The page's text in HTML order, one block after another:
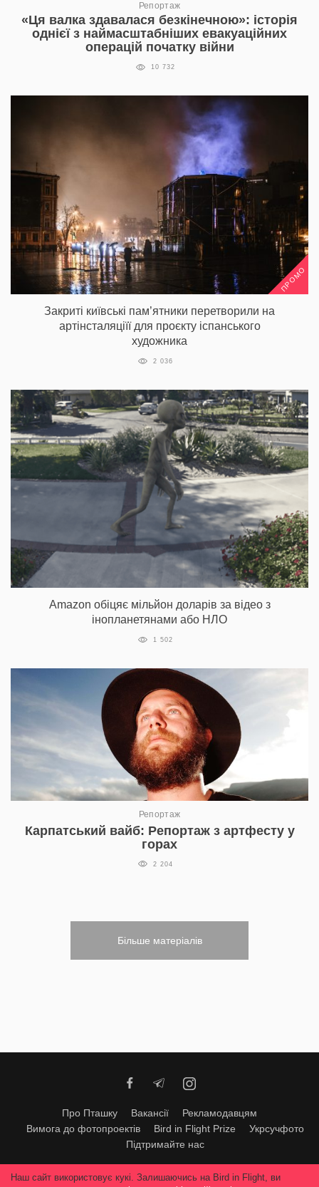
Репортаж
«Ця валка здавалася безкінечною»: історія
однієї з наймасштабніших евакуаційних
операцій початку війни
10 732
ПРОМО
Закриті київські пам’ятники перетворили на
артінсталяціїї для проєкту іспанського
художника
2 036
Amazon обіцяє мільйон доларів за відео з
інопланетянами або НЛО
1 502
Репортаж
Карпатський вайб: Репортаж з артфесту у
горах
2 204
Більше матеріалів
Про Пташку Вакансії
Рекламодавцям
Вимога до фотопроектів
Bird in Flight Prize
Укрсучфото
Підтримайте нас
Будь-яке використання матеріалів допускається тільки за згодою
Наш сайт використовує кукі. Залишаючись на Bird in Flight, ви